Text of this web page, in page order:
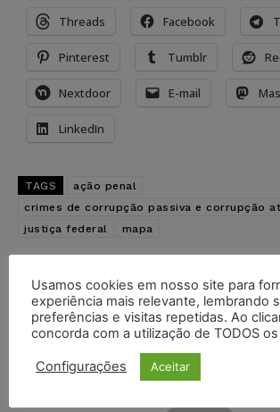
Threads Facebook
Pinterest Tumblr
Nextdoor E-mail
LinkedIn
TAGS
ação penal
crimes de corrupção passiva e corrupção
justiça federal
mapa
O caso Maduro nos
Tribunais Federais dos EUA
STF:
análise
recusa a
médicos
Usamos cookies em nosso site para
experiência mais relevante, lembrando
preferências e visitas repetidas. Ao
concorda com a utilização de TODOS
Configurações Aceitar